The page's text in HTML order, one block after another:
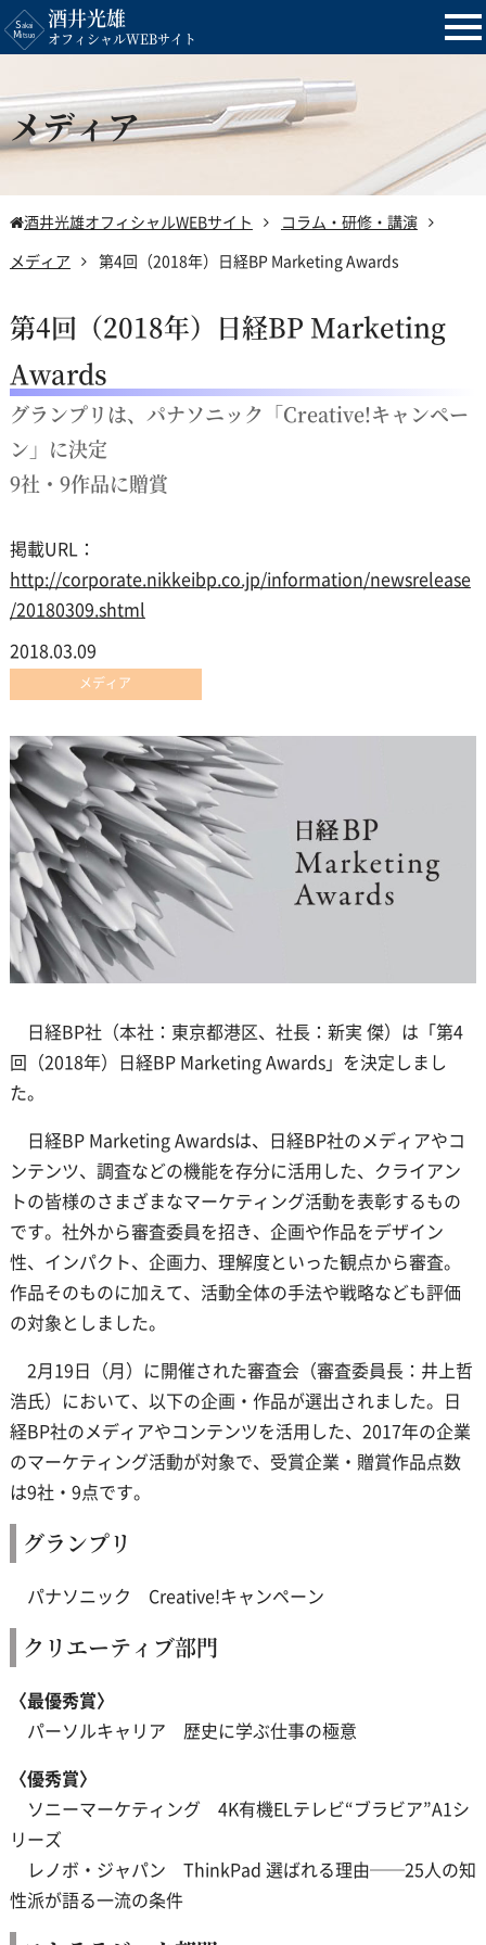
酒井光雄
オフィシャルWEBサイト
メディア
酒井光雄オフィシャルWEBサイト
コラム・研修・講演
メディア
第4回（2018年）日経BP Marketing Awards
第4回（2018年）日経BP Marketing
Awards
グランプリは、パナソニック「Creative!キャンペー
ン」に決定
9社・9作品に贈賞
掲載URL：
http://corporate.nikkeibp.co.jp/information/newsrelease
/20180309.shtml
2018.03.09
メディア
日経BP社（本社：東京都港区、社長：新実 傑）は「第4
回（2018年）日経BP Marketing Awards」を決定しまし
た。
日経BP Marketing Awardsは、日経BP社のメディアやコ
ンテンツ、調査などの機能を存分に活用した、クライアン
トの皆様のさまざまなマーケティング活動を表彰するもの
です。社外から審査委員を招き、企画や作品をデザイン
性、インパクト、企画力、理解度といった観点から審査。
作品そのものに加えて、活動全体の手法や戦略なども評価
の対象としました。
2月19日（月）に開催された審査会（審査委員長：井上哲
浩氏）において、以下の企画・作品が選出されました。日
経BP社のメディアやコンテンツを活用した、2017年の企業
のマーケティング活動が対象で、受賞企業・贈賞作品点数
は9社・9点です。
グランプリ
パナソニック Creative!キャンペーン
クリエーティブ部門
〈最優秀賞〉
パーソルキャリア 歴史に学ぶ仕事の極意
〈優秀賞〉
ソニーマーケティング 4K有機ELテレビ“ブラビア”A1シ
リーズ
レノボ・ジャパン ThinkPad 選ばれる理由──25人の知
性派が語る一流の条件